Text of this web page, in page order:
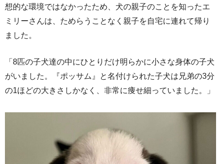
想的な環境ではなかったため、犬の親子のことを知ったエ
ミリーさんは、ためらうことなく親子を自宅に連れて帰り
ました。
「8匹の子犬達の中にひとりだけ明らかに小さな身体の子犬
がいました。『ポッサム』と名付けられた子犬は兄弟の3分
の1ほどの大きさしかなく、非常に痩せ細っていました。」